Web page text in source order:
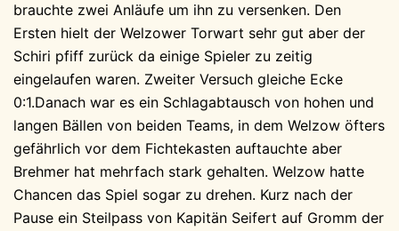
brauchte zwei Anläufe um ihn zu versenken. Den
Ersten hielt der Welzower Torwart sehr gut aber der
Schiri pfiff zurück da einige Spieler zu zeitig
eingelaufen waren. Zweiter Versuch gleiche Ecke
0:1.Danach war es ein Schlagabtausch von hohen und
langen Bällen von beiden Teams, in dem Welzow öfters
gefährlich vor dem Fichtekasten auftauchte aber
Brehmer hat mehrfach stark gehalten. Welzow hatte
Chancen das Spiel sogar zu drehen. Kurz nach der
Pause ein Steilpass von Kapitän Seifert auf Gromm der